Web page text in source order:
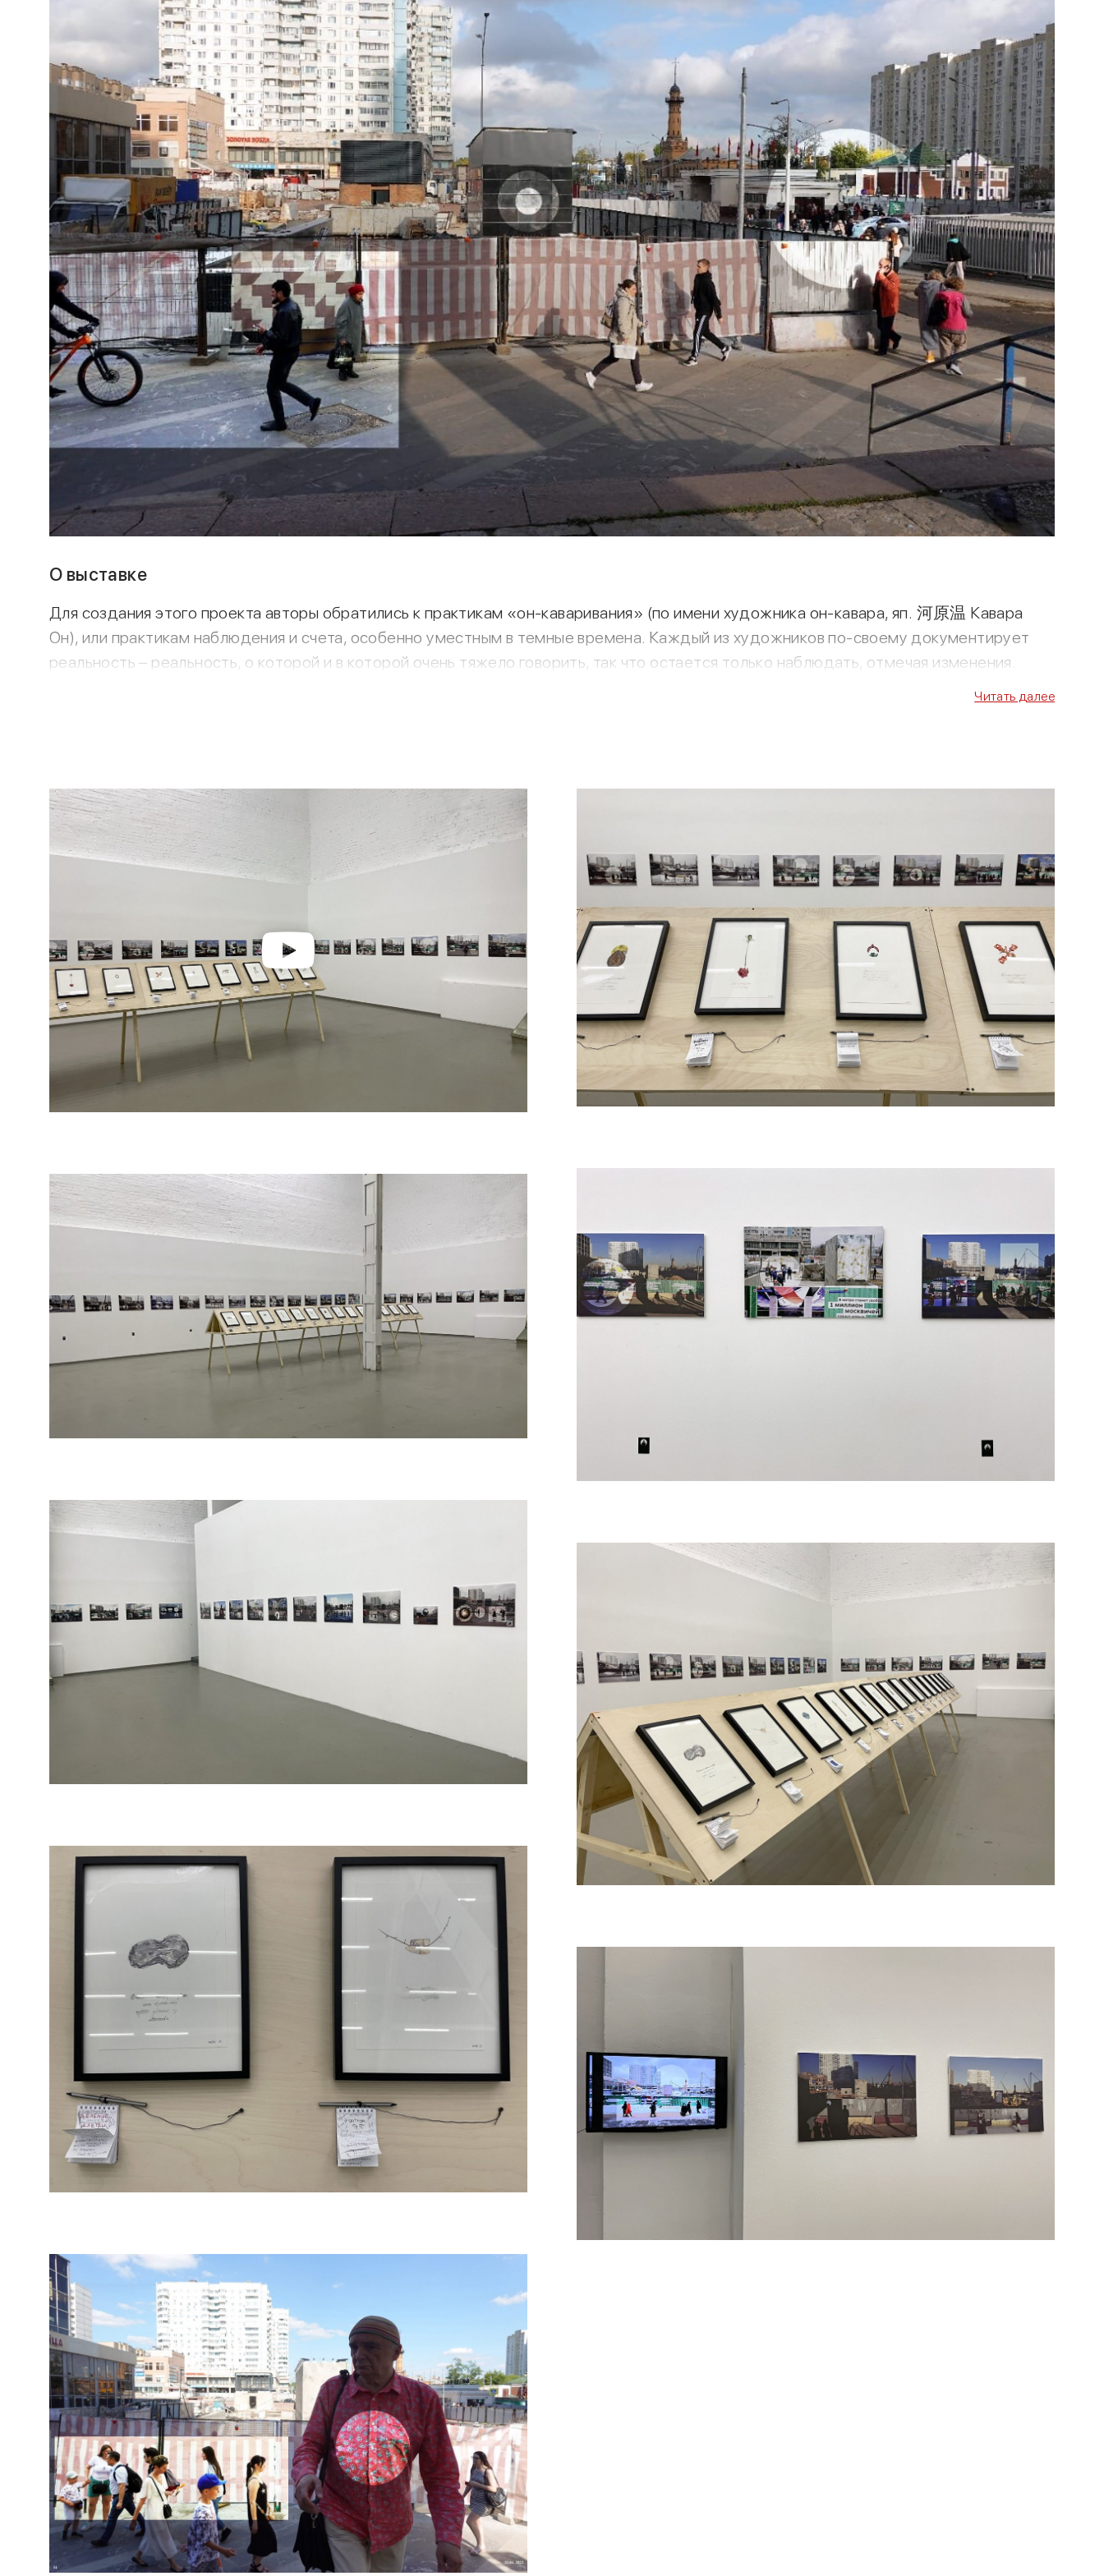
О выставке
Для создания этого проекта авторы обратились к практикам «он-каваривания» (по имени художника он-кавара, яп. 河原温 Кавара
Он), или практикам наблюдения и счета, особенно уместным в темные времена. Каждый из художников по-своему документирует
реальность – реальность, о которой и в которой очень тяжело говорить, так что остается только наблюдать, отмечая изменения.
Андрей Монастырский в течение года фотографировал одно и то же место — огороженную зону стройки у метро Сокольники. На
помощью фотошопа высвечивает отдельные детали и области, создает акценты и точки внимания и как будто еще больше
усложняет происходящее, добавляя к реальности новые смыслы и слои. У стройплощадки у «Сокольников» есть и еще одно особое
значение: она находится по дороге к месту проведения акции «Коллективных действий» «Три портрета» (2021),
видеодокументацию которой также можно будет увидеть в пространстве выставки.
Здесь стоит вспомнить другую работу Андрея Монастырского – серию фотографий «Земляные работы» 1987 года и текст
«Земляные работы («Мотив павлина и кондора на экспозиционном знаковом поле г. Москвы»)». Автор документировал на черно-
белой пленке различные строительные процессы, происходящие в городе, а в тексте указывал, что они порой являются для
художников источниками особого вдохновения, или «инспираторами». По мнению Монастырского, пейзажи стройплощадок
оказывали определенное влияние на деятельность художников, которые жили и работали неподалеку от этих зон. В частности,
автор упоминает о возможной связи между особенностями изобразительной и концептуальной деятельности Никиты Алексеева и
Михаила Рошаля (строительство музея Дарвина), а также Ильи Кабакова, мастерская которого находилась рядом со
стройплощадкой дома – «кондора», главного московского офиса компании «Лукойл» на Сретенском бульваре.
«Высвечивания» - не единственный прием, который Монастырский, работая с фотографиями, использует в новом проекте. Кадры,
точке – продолжение серии «Золотые линии», начатой еще в 1996 году. По словам автора, золотые рисунки, связанные с
определенными участками снимка-основы, служат отсылками и к звездным констелляциям, и к картографическим обозначениям, и к
даосским схемам из Книги перемен.
Маша Сумнина тоже по-своему запечатлевает меняющуюся реальность и уже год рисует предметы, которые «перестали быть на
себя похожи». Так же, как слова, которые в новой действительности уже не значат того, что они когда-то значили - и, следовательно,
правильно понять их невозможно. На ярких рисунках, похожих на археологическую документацию какой-нибудь инопланетной
экспедиции - объекты, в которых смутно угадывается что-то знакомое, но все же ему не соответствует, и подписи, которые, может,
и были когда-то ясными, но теперь размыты до нечитаемого.
- Мы ищем в сочетании и облике предметов знаки, которые нам укажут на что-то, но расшифровать их не можем, потому что
Одной из предтеч создания графической серии был проект группы «МишМаш» «Конструктор для Дэвида Юма» (2019-2021),
«Конструктор» представлял собой развитие Хидеоизма (от англ. hideous – отвратительный), – направления, открытого группой
МишМаш и посвященного эстетике случайных связей, абсурдных и «неправильных» сочетаний.
Читать далее